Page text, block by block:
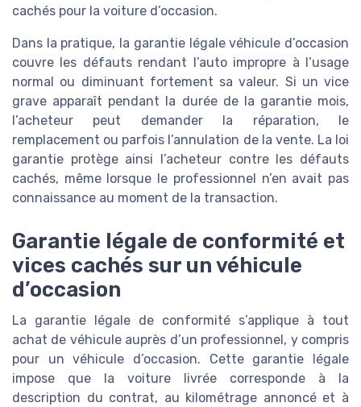
cachés pour la voiture d’occasion.
Dans la pratique, la garantie légale véhicule d’occasion
couvre les défauts rendant l’auto impropre à l’usage
normal ou diminuant fortement sa valeur. Si un vice
grave apparaît pendant la durée de la garantie mois,
l’acheteur peut demander la réparation, le
remplacement ou parfois l’annulation de la vente. La loi
garantie protège ainsi l’acheteur contre les défauts
cachés, même lorsque le professionnel n’en avait pas
connaissance au moment de la transaction.
Garantie légale de conformité et
vices cachés sur un véhicule
d’occasion
La garantie légale de conformité s’applique à tout
achat de véhicule auprès d’un professionnel, y compris
pour un véhicule d’occasion. Cette garantie légale
impose que la voiture livrée corresponde à la
description du contrat, au kilométrage annoncé et à